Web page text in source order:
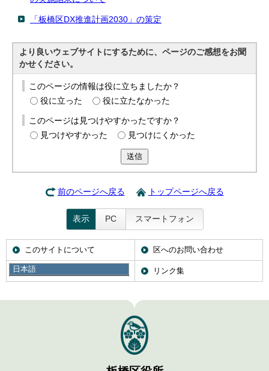
日本語
日本語
「板橋区DX推進計画2030」の策定
より良いウェブサイトにするために、ページのご感想をお聞
かせください。
このページの情報は役に立ちましたか？
役に立った
役に立たなかった
このページは見つけやすかったですか？
見つけやすかった
見つけにくかった
送信
前のページへ戻る トップページへ戻る
表示 PC スマートフォン
このサイトについて 区へのお問い合わせ
携帯サイト リンク集